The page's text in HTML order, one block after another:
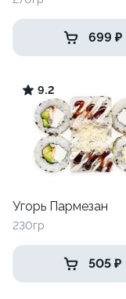
699 ₽
9.2
Угорь Пармезан
230гр
505 ₽